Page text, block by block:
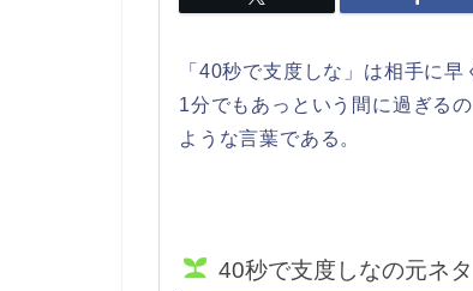
「40秒で支度しな」は相手に
1分でもあっという間に過ぎる
ような言葉である。
40秒で支度しなの元ネタ